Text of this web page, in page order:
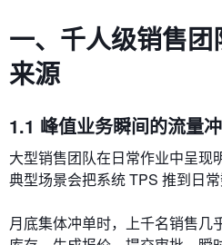
一、千人级销售
来源
1.1 峰值业务瞬间的流量
大型销售团队在日常作业中呈现
典型场景会把系统 TPS 推到日常
月底集体冲单时，上千名销售几